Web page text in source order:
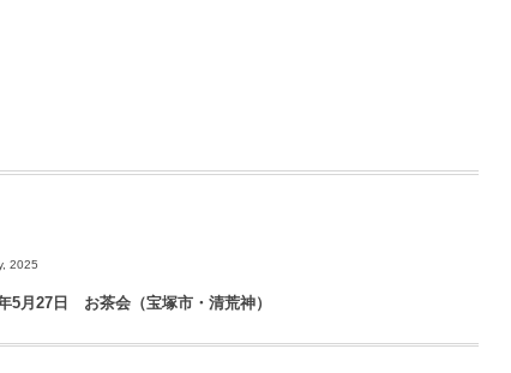
2025
5月27日 お茶会（宝塚市・清荒神）